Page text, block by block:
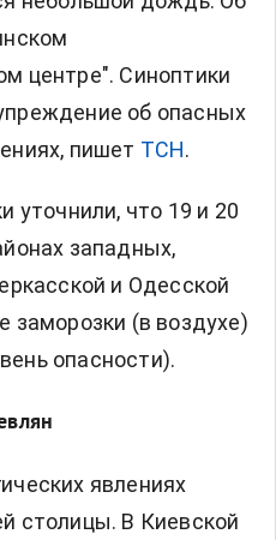
центре". Синоптики
об опасных
пишет ТСН.
уточнили, что 19 и 20
западных,
и Одесской
заморозки (в воздухе)
опасности).
явлениях
столицы. В Киевской